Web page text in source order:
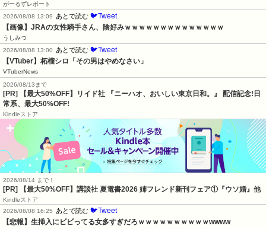
がーるずレポート
2026/08/08 13:09
あとで読む 🐦Tweet
【画像】JRAの女性騎手さん、陰好みｗｗｗｗｗｗｗｗｗｗｗｗｗｗ
うしみつ
2026/08/08 13:00
あとで読む 🐦Tweet
【VTuber】柘榴シロ「その男はやめなさい」
VTuberNews
2026/08/13まで
[PR] 【最大50%OFF】リイド社 『ニーハオ、おいしい東京日和。』 配信記念!日
常系、最大50%OFF!
Kindleストア
2026/08/14 まで！
[PR] 【最大50%OFF】講談社 夏電書2026 姉フレンド新刊フェア①『ウソ婚』他
Kindleストア
2026/08/08 16:25
あとで読む 🐦Tweet
【悲報】生挿入にビビってる女多すぎだろｗｗｗｗｗｗｗｗｗｗwwww